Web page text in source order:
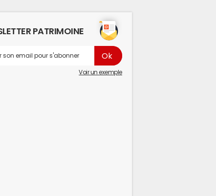
PATRIMOINE
Voir un exemple